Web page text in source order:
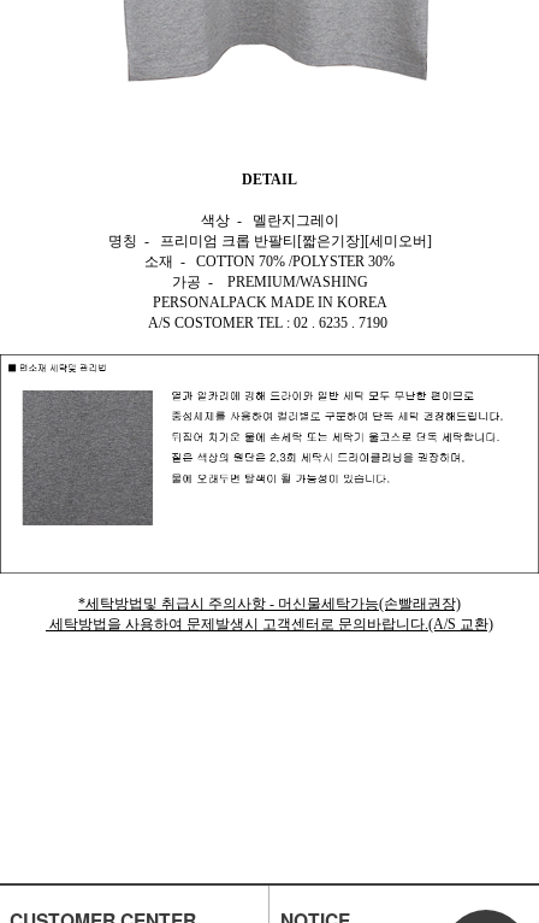
DETAIL
색상 - 멜란지그레이
명칭 - 프리미엄 크롭 반팔티[짧은기장][세미오버]
소재 - COTTON 70% /POLYSTER 30%
가공 - PREMIUM/WASHING
PERSONALPACK MADE IN KOREA
A/S COSTOMER TEL : 02 . 6235 . 7190
*세탁방법및 취급시 주의사항 - 머신물세탁가능(손빨래권장)
세탁방법을 사용하여 문제발생시 고객센터로 문의바랍니다.(A/S 교환)